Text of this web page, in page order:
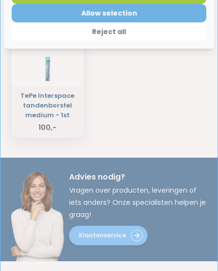
Laatst bekeken producten
TePe Interspace
tandenborstel
medium - 1st
100,-
Advies nodig?
Vragen over producten, leveringen of
iets anders? Onze specialisten helpen je
graag!
Klantenservice
Reject all
Allow selection